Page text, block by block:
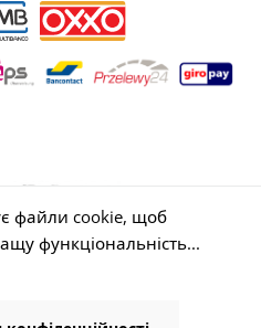
файли cookie, щоб
функціональність...